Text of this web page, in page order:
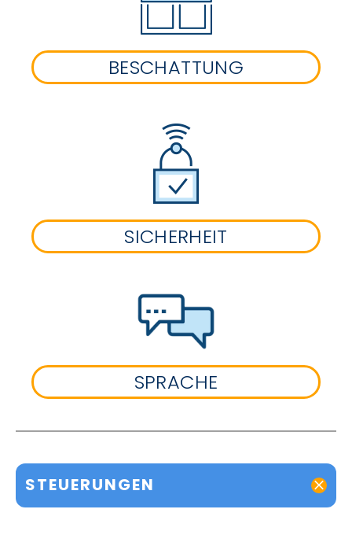
BESCHATTUNG
SICHERHEIT
SPRACHE
STEUERUNGEN